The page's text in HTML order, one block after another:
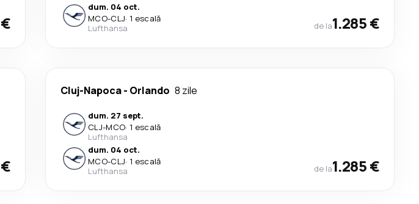
dum. 04 oct.
MCO-CLJ· 1 escală
Lufthansa
de la1.285 €
Cluj-Napoca- Orlando 8 zile
dum. 27 sept.
CLJ-MCO· 1 escală
Lufthansa
dum. 04 oct.
MCO-CLJ· 1 escală
Lufthansa
de la1.285 €